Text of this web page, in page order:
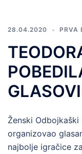
28.04.2020 PRVA
Ženski Odbojkaški
organizovao
najbolje igračice